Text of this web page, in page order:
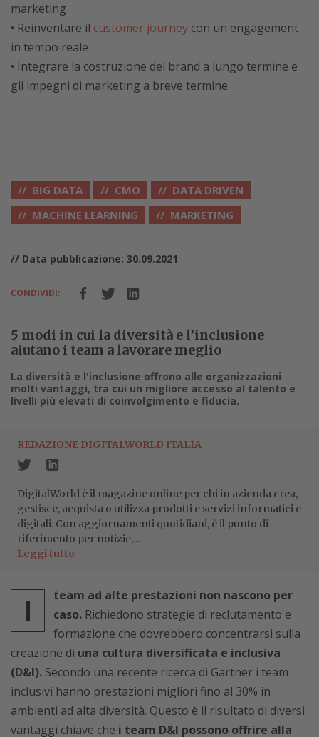
marketing
• Reinventare il customer journey con un engagement
in tempo reale
• Integrare la costruzione del brand a lungo termine e
gli impegni di marketing a breve termine
BIG DATA CMO
DATA DRIVEN
MACHINE LEARNING
MARKETING
// Data pubblicazione: 30.09.2021
CONDIVIDI:
5 modi in cui la diversità e l’inclusione
aiutano i team a lavorare meglio
La diversità e l'inclusione offrono alle organizzazioni
molti vantaggi, tra cui un migliore accesso al talento e
livelli più elevati di coinvolgimento e fiducia.
REDAZIONE DIGITALWORLD ITALIA
DigitalWorld è il magazine online per chi in azienda crea,
gestisce, acquista o utilizza prodotti e servizi informatici e
digitali. Con aggiornamenti quotidiani, è il punto di
riferimento per notizie,...
Leggi tutto
I
team ad alte prestazioni non nascono per
caso. Richiedono strategie di reclutamento e
formazione che dovrebbero concentrarsi sulla
creazione di una cultura diversificata e inclusiva
(D&I). Secondo una recente ricerca di Gartner i team
inclusivi hanno prestazioni migliori fino al 30% in
ambienti ad alta diversità. Questo è il risultato di diversi
vantaggi chiave che i team D&I possono offrire alla